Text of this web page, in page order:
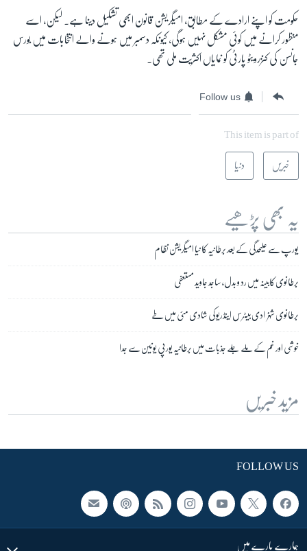
حکومت کو اپنے ارادے کے مطابق، امیگریشن قانون ابھی تشکیل دینا ہے۔ لیکن، اسے
منظور کرانے میں کوئی مشکل نہیں ہوگی، کیونکہ دسمبر میں ہونے والے انتخابات میں بورس
جانسن کی کنزرویٹو پارٹی کو نمایاں اکثریت ملی تھی۔
Follow us
This item is part of
خبریں دنیا
یہ بھی پڑھیے
یورپ سے علیحدگی کے بعد برطانیہ کا نیا امیگریشن نظام
برطانوی کابینہ میں رد و بدل، ساجد جاوید مستعفی
برطانوی شہزادی بیٹرس اینڈریو کی شادی مئی میں طے
خوشی اور غم کے ملے جلے جذبات میں برطانیہ یورپی یونین سے جدا
مزید خبریں
FOLLOW US
ہمارے بارے میں